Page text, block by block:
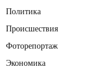
Политика
Происшествия
Фоторепортаж
Экономика